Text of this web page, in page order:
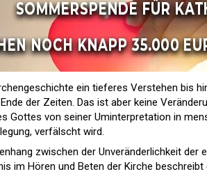
ein tieferes Verstehen bis
der Zeiten. Das ist aber keine
Gottes von seiner Uminterpretation in
verfälscht wird.
zwischen der Unveränderlichkeit der
im Hören und Beten der Kirche beschreibt